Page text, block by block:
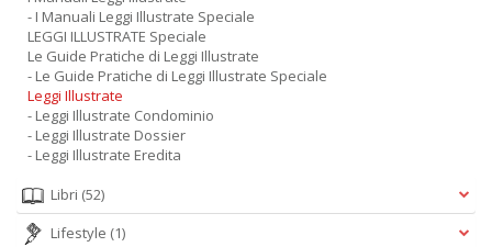
- I Manuali Leggi Illustrate Speciale
LEGGI ILLUSTRATE Speciale
Le Guide Pratiche di Leggi Illustrate
- Le Guide Pratiche di Leggi Illustrate Speciale
Leggi Illustrate
- Leggi Illustrate Condominio
- Leggi Illustrate Dossier
- Leggi Illustrate Eredita
Libri (52)
Lifestyle (1)